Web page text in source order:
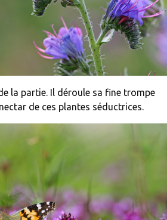
la partie. Il déroule sa fine trompe
de ces plantes séductrices.